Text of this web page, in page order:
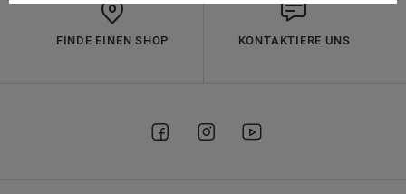
FINDE EINEN SHOP KONTAKTIERE UNS